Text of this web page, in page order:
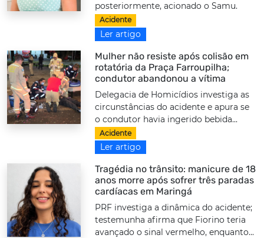
posteriormente, acionado o Samu.
Acidente
Ler artigo
Mulher não resiste após colisão em
rotatória da Praça Farroupilha;
condutor abandonou a vítima
Delegacia de Homicídios investiga as
circunstâncias do acidente e apura se
o condutor havia ingerido bebida...
Acidente
Ler artigo
Tragédia no trânsito: manicure de 18
anos morre após sofrer três paradas
cardíacas em Maringá
PRF investiga a dinâmica do acidente;
testemunha afirma que Fiorino teria
avançado o sinal vermelho, enquanto...